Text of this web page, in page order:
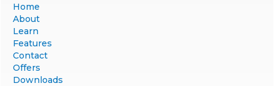
Home
About
Learn
Features
Contact
Offers
Downloads